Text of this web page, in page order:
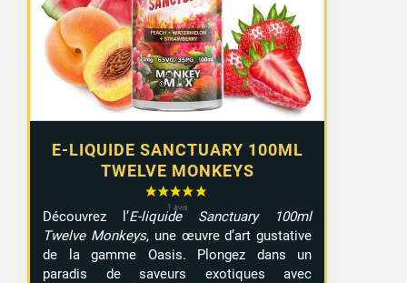
E-LIQUIDE SANCTUARY 100ML
TWELVE MONKEYS
Découvrez l’E-liquide Sanctuary 100ml
Twelve Monkeys, une œuvre d’art gustative
de la gamme Oasis. Plongez dans un
paradis de saveurs exotiques avec